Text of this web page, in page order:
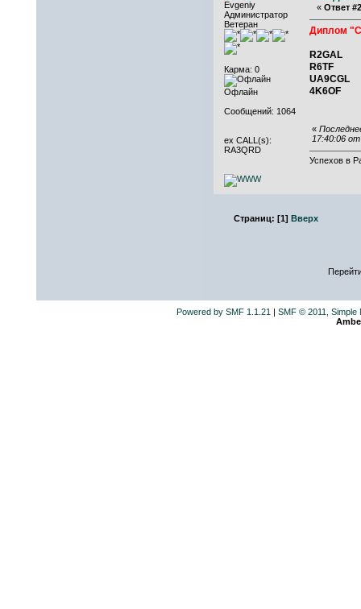
Evgeniy
Администратор
Ветеран
Карма: 0
Офлайн
Сообщений: 1064
ex CALL(s):
RA3QRD
« Ответ
Диплом
R2GAL
R6TF
UA9CGL
4K6OF
«
17:40:06
Успехов в
Страниц: [1] Вверх
Powered by SMF 1.1.21 | SMF © 2011, Simple